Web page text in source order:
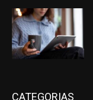
CATEGORIAS